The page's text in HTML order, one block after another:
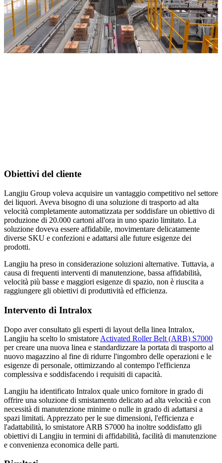
Obiettivi del cliente
Langjiu Group voleva acquisire un vantaggio competitivo nel settore
dei liquori. Aveva bisogno di una soluzione di trasporto ad alta
velocità completamente automatizzata per soddisfare un obiettivo di
produzione di 20.000 cartoni all'ora in uno spazio limitato. La
soluzione doveva essere affidabile, movimentare delicatamente
diverse SKU e confezioni e adattarsi alle future esigenze dei
prodotti.
Langjiu ha preso in considerazione soluzioni alternative. Tuttavia, a
causa di frequenti interventi di manutenzione, bassa affidabilità,
velocità più basse e maggiori esigenze di spazio, non è riuscita a
raggiungere gli obiettivi di produttività ed efficienza.
Intervento di Intralox
Dopo aver consultato gli esperti di layout della linea Intralox,
Langjiu ha scelto lo smistatore Activated Roller Belt (ARB) S7000
per creare una nuova linea e standardizzare la portata di trasporto al
nuovo magazzino al fine di ridurre l'ingombro delle operazioni e le
esigenze di personale, ottimizzando al contempo l'efficienza
complessiva e soddisfacendo i requisiti di capacità.
Langjiu ha identificato Intralox quale unico fornitore in grado di
offrire una soluzione di smistamento delicato ad alta velocità e con
necessità di manutenzione minime o nulle in grado di adattarsi a
spazi limitati. Apprezzato per le sue dimensioni, l'efficienza e
l'adattabilità, lo smistatore ARB S7000 ha inoltre soddisfatto gli
obiettivi di Langjiu in termini di affidabilità, facilità di manutenzione
e convenienza economica delle parti.